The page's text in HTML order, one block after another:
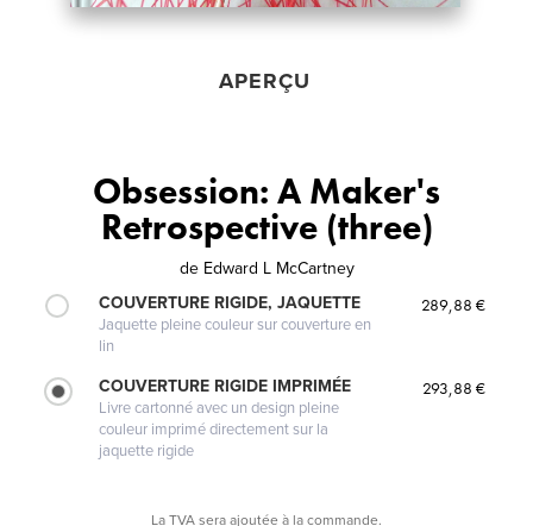
APERÇU
Obsession: A Maker's
Retrospective (three)
de Edward L McCartney
COUVERTURE RIGIDE, JAQUETTE
Jaquette pleine couleur sur couverture en
lin
289,88 €
COUVERTURE RIGIDE IMPRIMÉE
Livre cartonné avec un design pleine
couleur imprimé directement sur la
jaquette rigide
293,88 €
La TVA sera ajoutée à la commande.